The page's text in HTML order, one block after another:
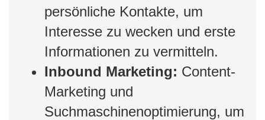
persönliche Kontakte, um
Interesse zu wecken und erste
Informationen zu vermitteln.
Inbound Marketing: Content-
Marketing und
Suchmaschinenoptimierung, um